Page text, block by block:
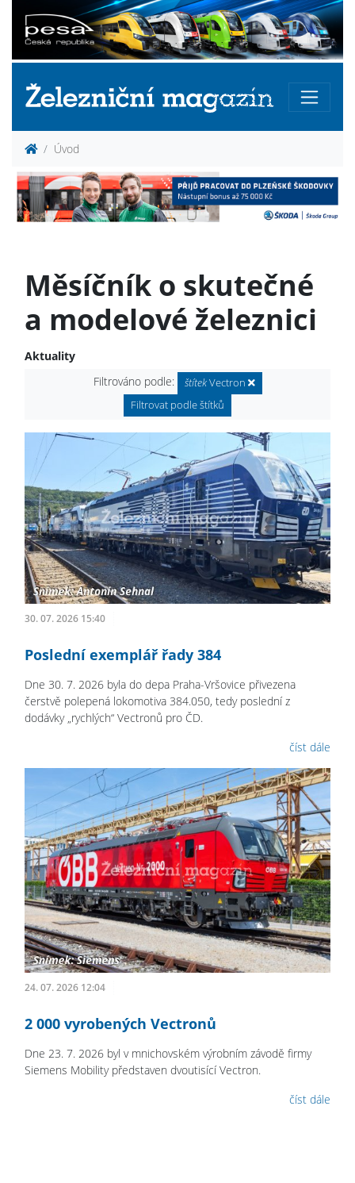
Úvod
Měsíčník o skutečné
a modelové železnici
Aktuality
Filtrováno podle:
štítekVectron
Filtrovat podle štítků
30. 07. 2026 15:40
Poslední exemplář řady 384
Dne 30. 7. 2026 byla do depa Praha-Vršovice přivezena
čerstvě polepená lokomotiva 384.050, tedy poslední z
dodávky „rychlých“ Vectronů pro ČD.
číst dále
24. 07. 2026 12:04
2 000 vyrobených Vectronů
Dne 23. 7. 2026 byl v mnichovském výrobním závodě firmy
Siemens Mobility představen dvoutisící Vectron.
číst dále